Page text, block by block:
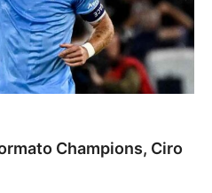
Champions, Ciro